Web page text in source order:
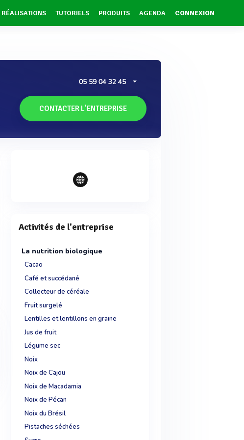
RÉALISATIONS TUTORIELS PRODUITS AGENDA CONNEXION
05 59 04 32 45
CONTACTER L'ENTREPRISE
Activités de l'entreprise
La nutrition biologique
Cacao
Café et succédané
Collecteur de céréale
Fruit surgelé
Lentilles et lentillons en graine
Jus de fruit
Légume sec
Noix
Noix de Cajou
Noix de Macadamia
Noix de Pécan
Noix du Brésil
Pistaches séchées